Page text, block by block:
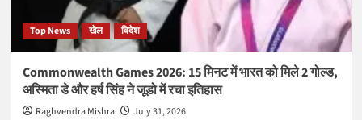
Top News खेल विदेश
Commonwealth Games 2026: 15 मिनट में भारत को मिले 2 गोल्ड,
अस्मिता डे और हर्ष सिंह ने जूडो में रचा इतिहास
Raghvendra Mishra
July 31, 2026